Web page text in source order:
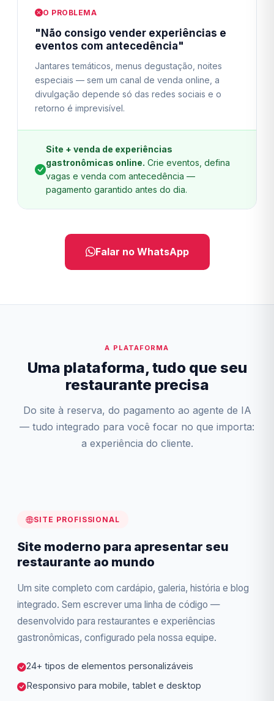
O PROBLEMA
"Não consigo vender experiências e
eventos com antecedência"
Jantares temáticos, menus degustação, noites
especiais — sem um canal de venda online, a
divulgação depende só das redes sociais e o
retorno é imprevisível.
Site + venda de experiências
gastronômicas online. Crie eventos, defina
vagas e venda com antecedência —
pagamento garantido antes do dia.
Falar no WhatsApp
A PLATAFORMA
Uma plataforma, tudo que seu
restaurante precisa
Do site à reserva, do pagamento ao agente de IA
— tudo integrado para você focar no que importa:
a experiência do cliente.
SITE PROFISSIONAL
Site moderno para apresentar seu
restaurante ao mundo
Um site completo com cardápio, galeria, história e blog
integrado. Sem escrever uma linha de código —
desenvolvido para restaurantes e experiências
gastronômicas, configurado pela nossa equipe.
24+ tipos de elementos personalizáveis
Responsivo para mobile, tablet e desktop